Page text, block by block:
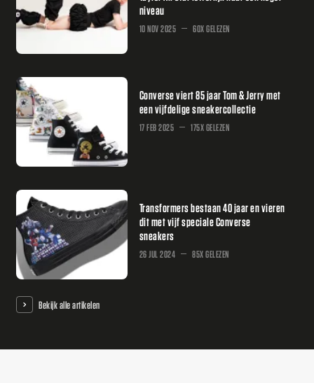
niveau
10 NOV 2025 60X GELEZEN
Converse viert 85 jaar Tom & Jerry met
een vijfdelige sneakercollectie
17 FEB 2025 175X GELEZEN
Transformers bestaan 40 jaar en vieren
dit met vijf speciale Converse
sneakers
26 JUL 2024 85X GELEZEN
Bekijk alle artikelen